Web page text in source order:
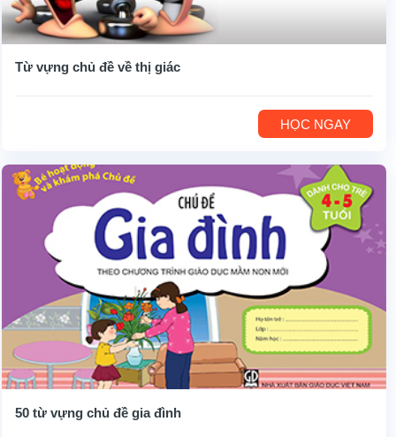
Từ vựng chủ đề về thị giác
HỌC NGAY
50 từ vựng chủ đề gia đình